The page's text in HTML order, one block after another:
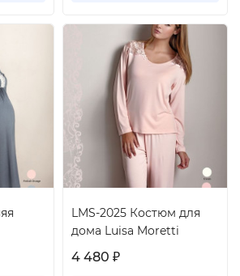
LMS-2025 Костюм для
дома Luisa Moretti
4 480 ₽